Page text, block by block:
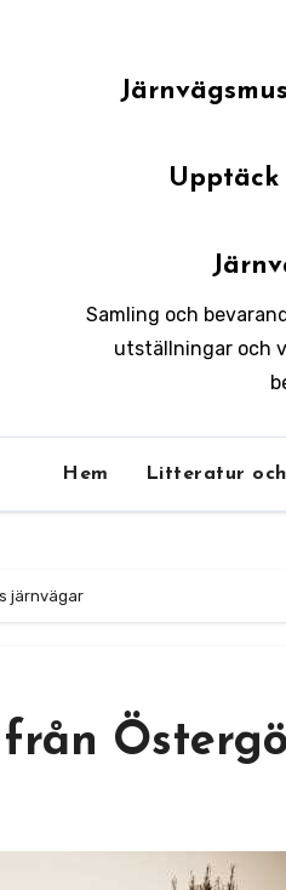
Samling och
utställningar och
Hem Litteratur
järnvägar